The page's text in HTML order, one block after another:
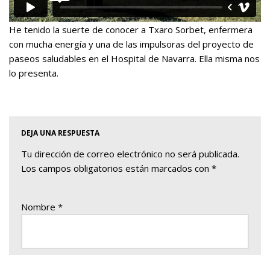
He tenido la suerte de conocer a Txaro Sorbet, enfermera
con mucha energía y una de las impulsoras del proyecto de
paseos saludables en el Hospital de Navarra. Ella misma nos
lo presenta.
DEJA UNA RESPUESTA
Tu dirección de correo electrónico no será publicada.
Los campos obligatorios están marcados con *
Nombre *